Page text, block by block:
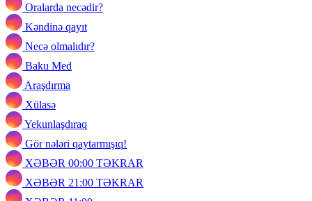
Oralarda necədir?
Kəndinə qayıt
Necə olmalıdır?
Baku Med
Araşdırma
Xülasə
Yekunlaşdıraq
Gör nələri qaytarmışıq!
XƏBƏR 00:00 TƏKRAR
XƏBƏR 21:00 TƏKRAR